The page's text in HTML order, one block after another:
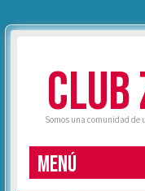
Somos una comunidad de
MENÚ